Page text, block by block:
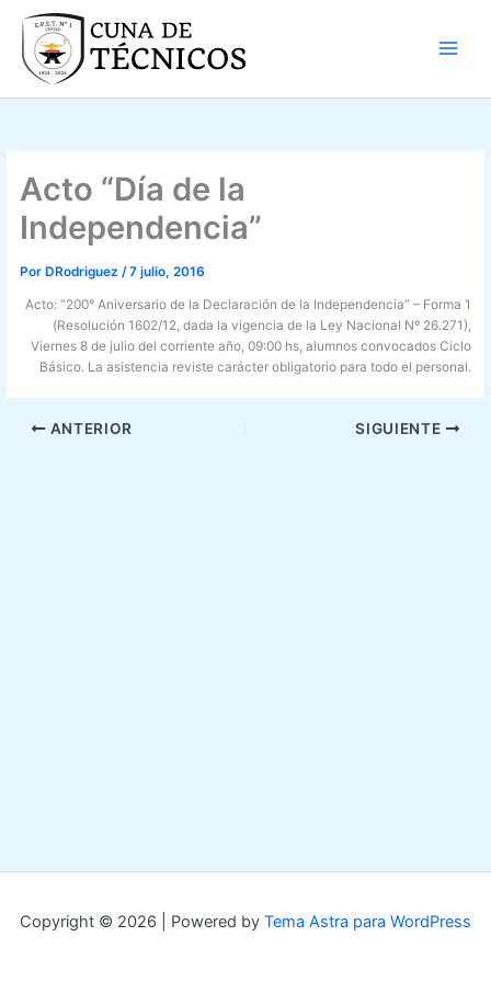
contenido
Acto “Día de la
Independencia”
Por DRodriguez/7 julio, 2016
Acto: “200° Aniversario de la Declaración de la Independencia” – Forma 1
(Resolución 1602/12, dada la vigencia de la Ley Nacional Nº 26.271),
Viernes 8 de julio del corriente año, 09:00 hs, alumnos convocados Ciclo
Básico. La asistencia reviste carácter obligatorio para todo el personal.
ANTERIOR SIGUIENTE
Copyright © 2026 | Powered by Tema Astra para WordPress